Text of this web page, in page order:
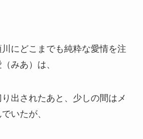
にどこまでも純粋な愛情を注
みあ）は、
出されたあと、少しの間はメ
いたが、